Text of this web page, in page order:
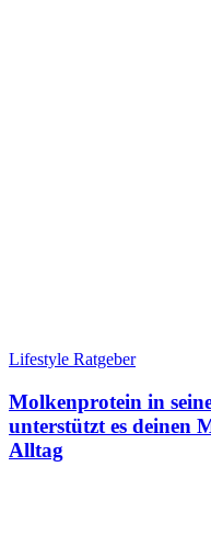
Lifestyle Ratgeber
Molkenprotein in
unterstützt es deinen
Alltag